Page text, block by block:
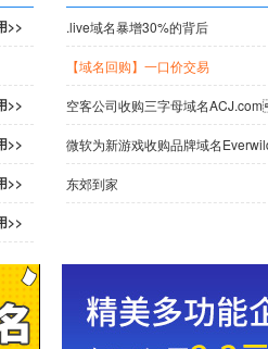
>>
>>
>>
>>
>>
.live域名暴增30%的背后
【域名回购】一口价交易
空客公司收购三字母域名
微软为新游戏收购品牌域名
东郊到家